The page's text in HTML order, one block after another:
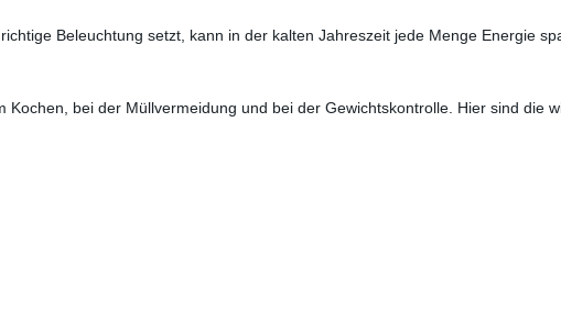
Beleuchtung setzt, kann in der kalten Jahreszeit jede Menge Energie
bei der Müllvermeidung und bei der Gewichtskontrolle. Hier sind die